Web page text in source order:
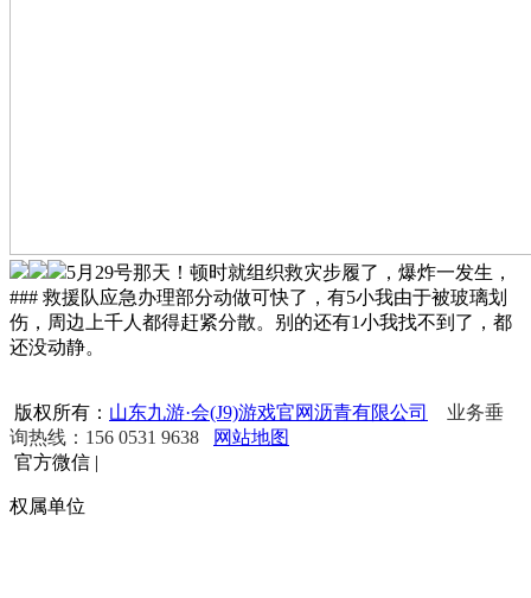
5月29号那天！顿时就组织救灾步履了，爆炸一发生，
### 救援队应急办理部分动做可快了，有5小我由于被玻璃划
伤，周边上千人都得赶紧分散。别的还有1小我找不到了，都
还没动静。
版权所有： 山东九游·会(J9)游戏官网沥青有限公司
业务垂
询热线：156 0531 9638
网站地图
官方微信 |
权属单位